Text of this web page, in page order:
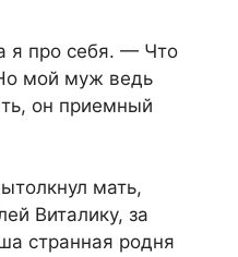
я про себя. — Что
мой муж ведь
он приемный
мать,
Виталику, за
странная родня